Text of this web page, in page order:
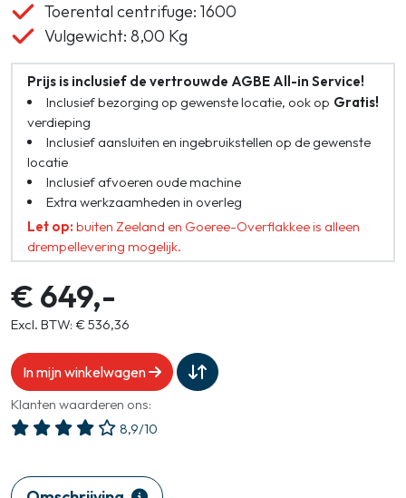
Toerental centrifuge: 1600
Vulgewicht: 8,00 Kg
Prijs is inclusief de vertrouwde AGBE All-in Service!
Gratis!
Inclusief bezorging op gewenste locatie, ook op
verdieping
Inclusief aansluiten en ingebruikstellen op de gewenste
locatie
Inclusief afvoeren oude machine
Extra werkzaamheden in overleg
Let op: buiten Zeeland en Goeree-Overflakkee is alleen
drempellevering mogelijk.
€ 649,-
Excl. BTW: € 536,36
In mijn winkelwagen
Klanten waarderen ons:
8,9/10